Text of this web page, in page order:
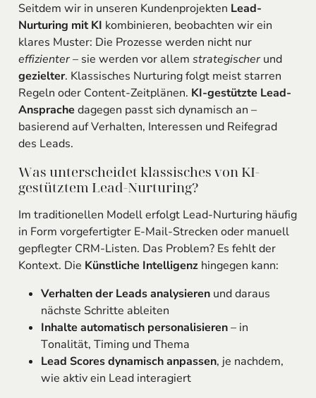
Seitdem wir in unseren Kundenprojekten Lead-
Nurturing mit KI kombinieren, beobachten wir ein
klares Muster: Die Prozesse werden nicht nur
effizienter– sie werden vor allem strategischerund
gezielter. Klassisches Nurturing folgt meist starren
Regeln oder Content-Zeitplänen. KI-gestützte Lead-
Ansprachedagegen passt sich dynamisch an –
basierend auf Verhalten, Interessen und Reifegrad
des Leads.
Was unterscheidet klassisches von KI-
gestütztem Lead-Nurturing?
Im traditionellen Modell erfolgt Lead-Nurturing häufig
in Form vorgefertigter E-Mail-Strecken oder manuell
gepflegter CRM-Listen. Das Problem? Es fehlt der
Kontext. Die Künstliche Intelligenzhingegen kann:
Verhalten der Leads analysierenund daraus
nächste Schritte ableiten
Inhalte automatisch personalisieren– in
Tonalität, Timing und Thema
Lead Scores dynamisch anpassen, je nachdem,
wie aktiv ein Lead interagiert